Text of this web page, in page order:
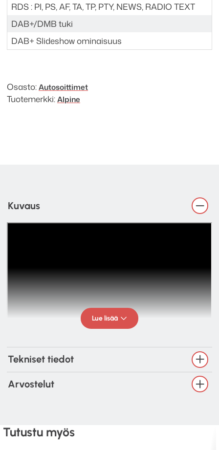
RDS : PI, PS, AF, TA, TP, PTY, NEWS, RADIO TEXT
DAB+/DMB tuki
DAB+ Slideshow ominaisuus
Osasto:Autosoittimet
Tuotemerkki:Alpine
Kuvaus
Lue lisää
Tekniset tiedot
Arvostelut
Tutustu myös